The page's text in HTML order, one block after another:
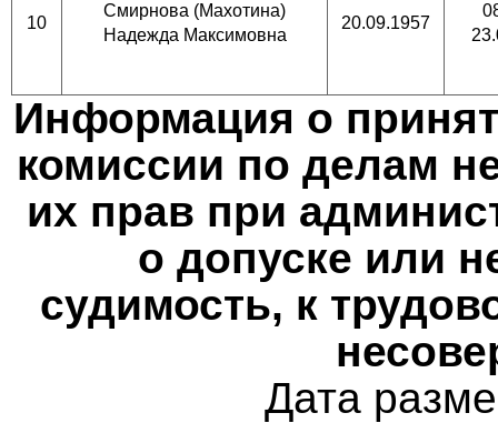
10
Смирнова (Махотина)
Надежда Максимовна
20.09.1957
Информация о
комиссии по делам
их прав при
о допуске или
судимость, к
Дата